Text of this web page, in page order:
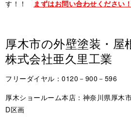
す！！ まずはお問い合わせください
厚木市の外壁塗装・
株式会社亜久里工業
フリーダイヤル：0120－900－596
厚木ショールーム本店：神奈川県厚木
D区画